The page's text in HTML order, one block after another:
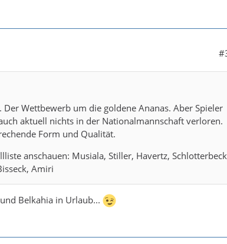
Wettbewerb um die goldene Ananas. Aber Spieler
aktuell nichts in der Nationalmannschaft verloren.
Form und Qualität.
anschauen: Musiala, Stiller, Havertz,
Amiri
Belkahia in Urlaub...